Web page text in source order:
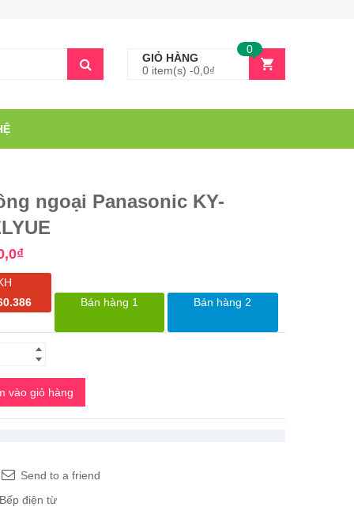
GIỎ HÀNG
0 item(s) -0,0₫
0
ngoại Panasonic KY-
₫
Bán hàng 1 Bán hàng 2
vào giỏ hàng
Send to a friend
Bếp điện từ